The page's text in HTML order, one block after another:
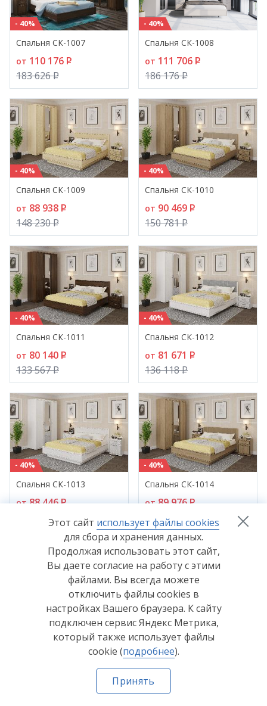
- 40%
Спальня СК-1007
от 110 176 P
183 626P
- 40%
Спальня СК-1008
от 111 706 P
186 176P
- 40%
Спальня СК-1009
от 88 938 P
148 230P
- 40%
Спальня СК-1010
от 90 469 P
150 781P
- 40%
Спальня СК-1011
от 80 140 P
133 567P
- 40%
Спальня СК-1012
от 81 671 P
136 118P
- 40%
Спальня СК-1013
от88 446P
147 410P
- 40%
Спальня СК-1014
от89 976P
149 960
Спальня СК-1015
- 40%
Спальня СК-1016
от81 179
Каталог Где купить
Этот сайт использует файлы cookies
для сбора и хранения данных.
Продолжая использовать этот сайт,
Вы даете согласие на работу с этими
файлами. Вы всегда можете
отключить файлы cookies в
настройках Вашего браузера. К сайту
подключен сервис Яндекс Метрика,
который также использует файлы
cookie (подробнее).
Принять